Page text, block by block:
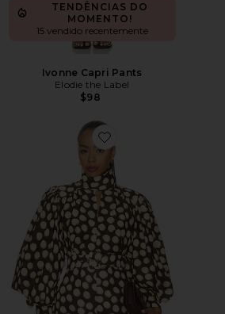
TENDÊNCIAS DO
MOMENTO!
15 vendido recentemente
Ivonne Capri Pants
Elodie the Label
$98
Favorite Paula Blouse